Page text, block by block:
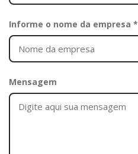
Informe o nome da empresa *
Mensagem